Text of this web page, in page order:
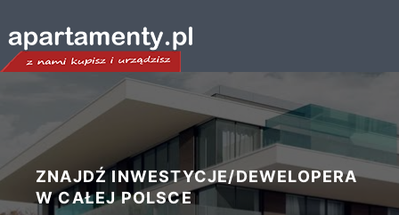
ZNAJDŹ INWESTYCJE/DEWELOPERA
W CAŁEJ POLSCE